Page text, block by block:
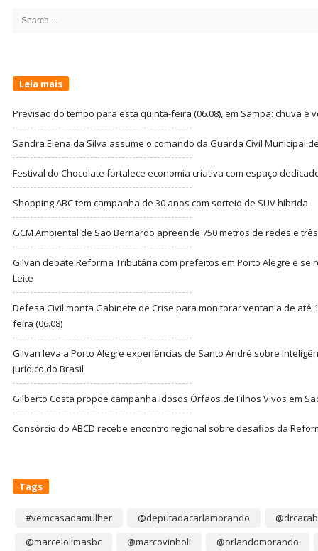
Search
Leia mais
Previsão do tempo para esta quinta-feira (06.08), em Sampa: chuva e
Sandra Elena da Silva assume o comando da Guarda Civil Municipal
Festival do Chocolate fortalece economia criativa com espaço
Shopping ABC tem campanha de 30 anos com sorteio de SUV híbrida
GCM Ambiental de São Bernardo apreende 750 metros de redes e
Gilvan debate Reforma Tributária com prefeitos em Porto Alegre e se
Leite
Defesa Civil monta Gabinete de Crise para monitorar ventania de até
feira (06.08)
Gilvan leva a Porto Alegre experiências de Santo André sobre
jurídico do Brasil
Gilberto Costa propõe campanha Idosos Órfãos de Filhos Vivos em
Consórcio do ABCD recebe encontro regional sobre desafios da
Tags
#vemcasadamulher @deputadacarlamorando
@marcelolimasbc
@marcovinholi @orlandomorando